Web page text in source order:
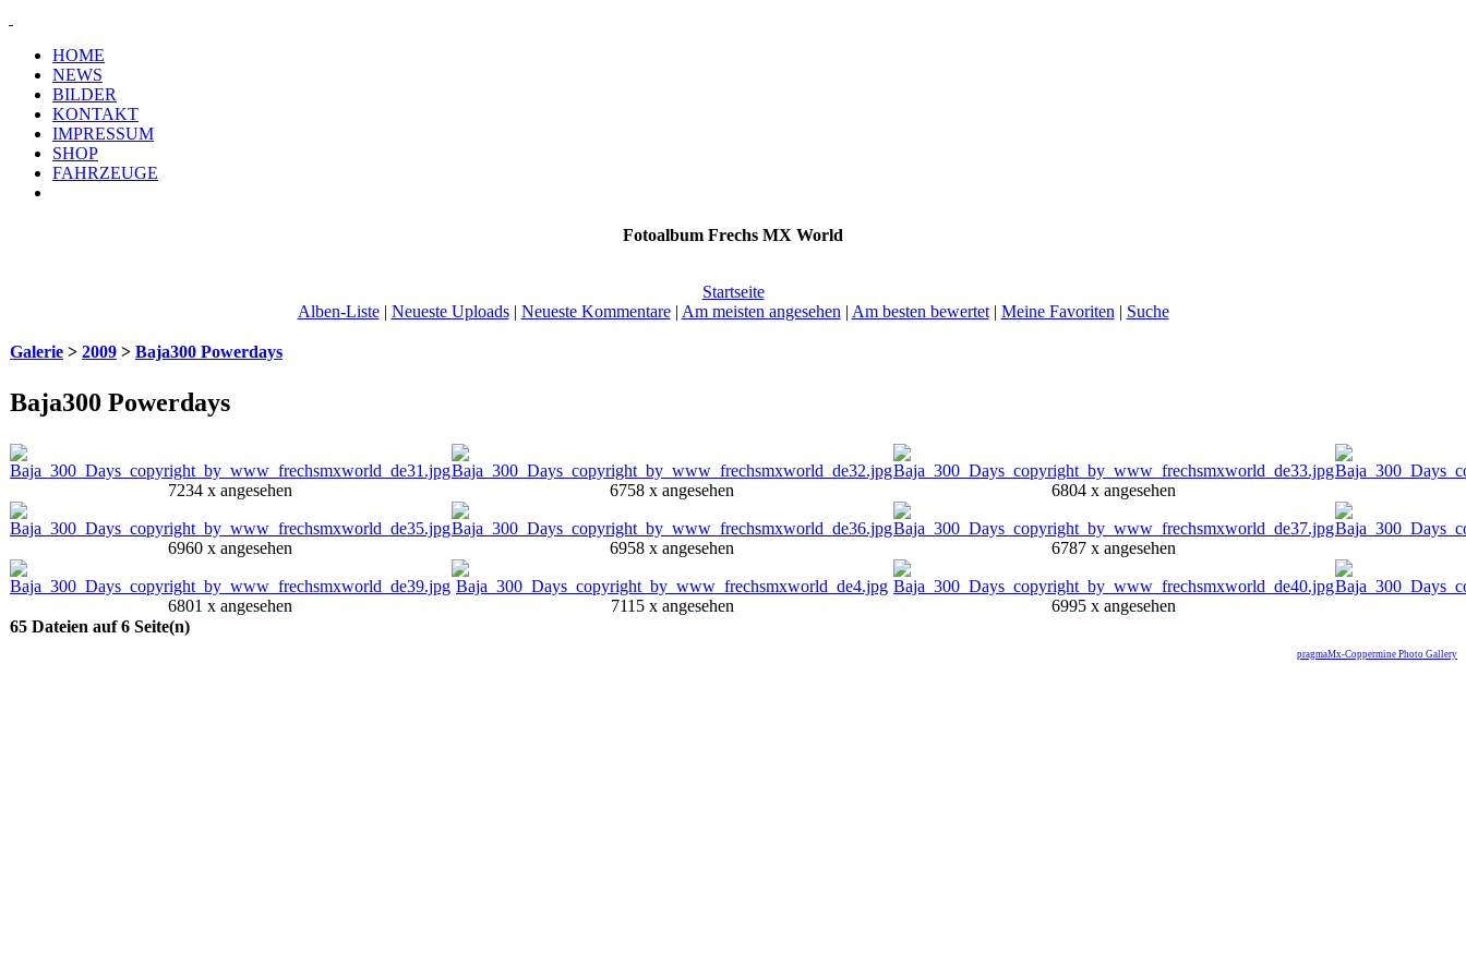
HOME
NEWS
BILDER
KONTAKT
IMPRESSUM
SHOP
FAHRZEUGE
Fotoalbum Frechs MX World
Startseite
Alben-Liste| Neueste Uploads| Neueste Kommentare| Am meisten angesehen | Am besten bewertet| Meine Favoriten | Suche
Galerie > 2009 > Baja300 Powerdays
Baja300 Powerdays
7234 x angesehen 6758 x angesehen 6804 x angesehen
6960 x angesehen 6958 x angesehen 6787 x angesehen
6801 x angesehen 7115 x angesehen
6995 x angesehen
65 Dateien auf 6 Seite(n)
pragmaMx-Coppermine Photo Gallery